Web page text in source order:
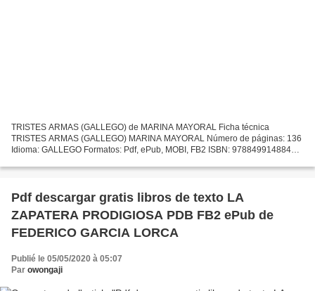
TRISTES ARMAS (GALLEGO) de MARINA MAYORAL Ficha técnica
TRISTES ARMAS (GALLEGO) MARINA MAYORAL Número de páginas: 136
Idioma: GALLEGO Formatos: Pdf, ePub, MOBI, FB2 ISBN: 9788499148847
Pdf descargar gratis libros de texto LA
ZAPATERA PRODIGIOSA PDB FB2 ePub de
FEDERICO GARCIA LORCA
Publié le 05/05/2020 à 05:07
Par owongaji